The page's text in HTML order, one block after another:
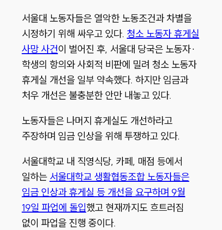
서울대 노동자들은 열악한 노동조건과 차별을
시정하기 위해 싸우고 있다. 청소 노동자 휴게실
사망 사건이 벌어진 후, 서울대 당국은 노동자·
학생의 항의와 사회적 비판에 밀려 청소 노동자
휴게실 개선을 일부 약속했다. 하지만 임금과
처우 개선은 불충분한 안만 내놓고 있다.
노동자들은 나머지 휴게실도 개선하라고
주장하며 임금 인상을 위해 투쟁하고 있다.
서울대학교 내 직영식당, 카페, 매점 등에서
일하는 서울대학교 생활협동조합 노동자들은
임금 인상과 휴게실 등 개선을 요구하며 9월
19일 파업에 돌입했고 현재까지도 흐트러짐
없이 파업을 진행 중이다.